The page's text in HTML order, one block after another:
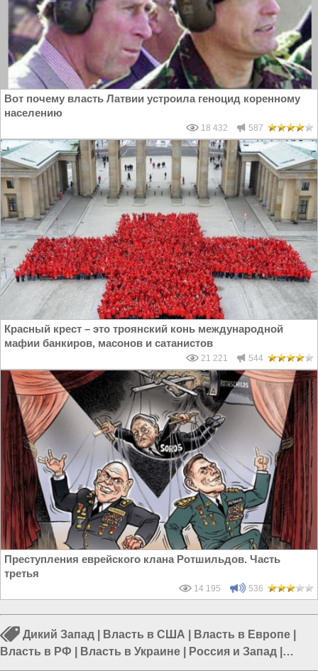
Вот почему власть Латвии устроила геноцид коренному
населению
18 432 587
Красный крест – это троянский конь международной
мафии банкиров, масонов и сатанистов
21 221 544
Преступления еврейского клана Ротшильдов. Часть
третья
14 195 536
Дикий Запад Власть в США Власть в Европе
Власть в РФ
Власть в Украине Россия и Запад